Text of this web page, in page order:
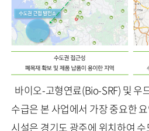
바이오-고형연료(Bio-SRF) 및 우
수급은 본 사업에서 가장 중요한
시설은 경기도 광주에 위치하여